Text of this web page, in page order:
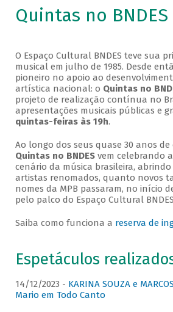
Quintas no BNDES
O Espaço Cultural BNDES teve sua
musical em julho de 1985. Desde
pioneiro no apoio ao
artística nacional: o Quintas no
projeto de realização contínua no
apresentações musicais públicas e
quintas-feiras às 19h.
Ao longo dos seus quase 30 anos de
Quintas no BNDESvem celebrando
cenário da música brasileira,
artistas renomados, quanto novos
nomes da MPB passaram, no início
pelo palco do Espaço Cultural
Saiba como funciona a reserva de
Espetáculos
14/12/2023 - KARINA SOUZA e
Mario em Todo Canto